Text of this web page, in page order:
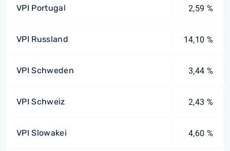
VPI Portugal 2,59 %
VPI Russland 14,10 %
VPI Schweden 3,44 %
VPI Schweiz 2,43 %
VPI Slowakei 4,60 %